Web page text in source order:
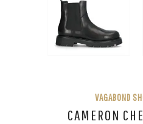
VAGABOND
CAMERON